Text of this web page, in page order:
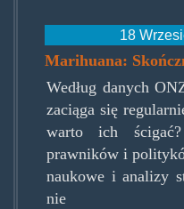
18
Marihuana:
Według danych
zaciąga się
warto ich
prawników i
naukowe i analizy
nie